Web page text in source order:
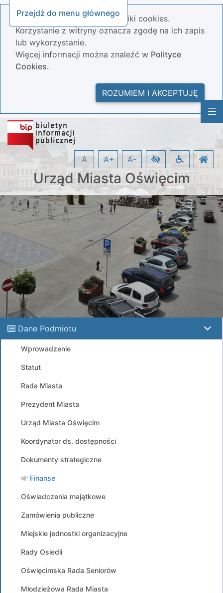
Przejdź do menu głównego
Nasza strona wykorzystuje pliki cookies.
Korzystanie z witryny oznacza zgodę na ich zapis
lub wykorzystanie.
Więcej informacji można znaleźć w Polityce
Cookies.
ROZUMIEM I AKCEPTUJĘ
Urząd Miasta Oświęcim
A A+ A-
Dane Podmiotu
Wprowadzenie
Statut
Rada Miasta
Prezydent Miasta
Urząd Miasta Oświęcim
Koordynator ds. dostępności
Dokumenty strategiczne
Finanse
Oświadczenia majątkowe
Zamówienia publiczne
Miejskie jednostki organizacyjne
Rady Osiedli
Oświęcimska Rada Seniorów
Młodzieżowa Rada Miasta